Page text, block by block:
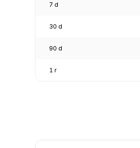
7 d
30 d
90 d
1 r